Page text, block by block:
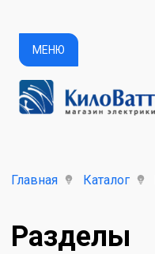
МЕНЮ
Главная Каталог
Разделы